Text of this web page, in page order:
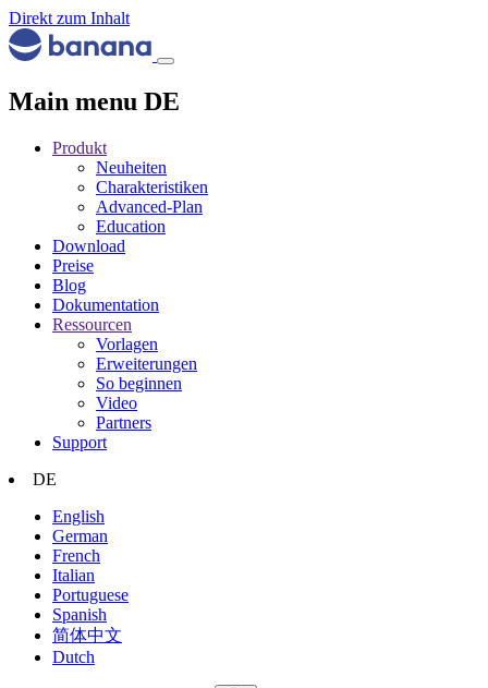
Direkt zum Inhalt
Main menu DE
Produkt
Neuheiten
Charakteristiken
Advanced-Plan
Education
Download
Preise
Blog
Dokumentation
Ressourcen
Vorlagen
Erweiterungen
So beginnen
Video
Partners
Support
DE
English
German
French
Italian
Portuguese
Spanish
简体中文
Dutch